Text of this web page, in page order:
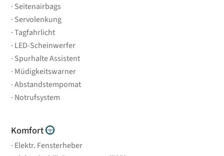
Seitenairbags
Servolenkung
Tagfahrlicht
LED-Scheinwerfer
Spurhalte Assistent
Müdigkeitswarner
Abstandstempomat
Notrufsystem
Komfort
Elektr. Fensterheber